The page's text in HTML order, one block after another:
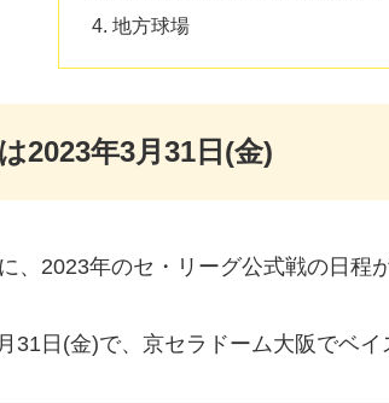
地方球場
2023年3月31日(金)
、2023年のセ・リーグ公式戦の日程
31日(金)で、京セラドーム大阪でベイ